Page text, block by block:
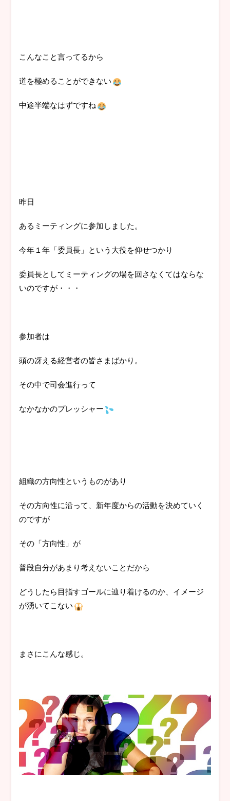
こんなこと言ってるから
道を極めることができない
中途半端なはずですね
昨日
あるミーティングに参加しました。
今年１年「委員長」という大役を仰せつかり
委員長としてミーティングの場を回さなくてはならな
いのですが・・・
参加者は
頭の冴える経営者の皆さまばかり。
その中で司会進行って
なかなかのプレッシャー
組織の方向性というものがあり
その方向性に沿って、新年度からの活動を決めていく
のですが
その「方向性」が
普段自分があまり考えないことだから
どうしたら目指すゴールに辿り着けるのか、イメージ
が湧いてこない
まさにこんな感じ。